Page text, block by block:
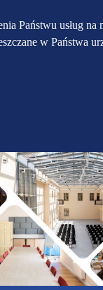
Państwu usług
w